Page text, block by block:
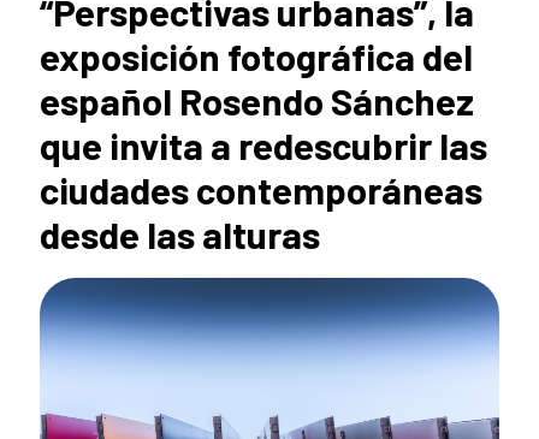
“Perspectivas urbanas”, la
exposición fotográfica del
español Rosendo Sánchez
que invita a redescubrir las
ciudades contemporáneas
desde las alturas